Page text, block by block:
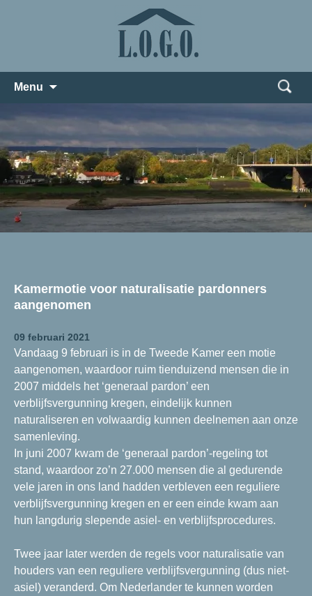
Menu
Zoeken
naar:
Kamermotie voor naturalisatie pardonners
aangenomen
09 februari 2021
Vandaag 9 februari is in de Tweede Kamer een motie
aangenomen, waardoor ruim tienduizend mensen die in
2007 middels het ‘generaal pardon’ een
verblijfsvergunning kregen, eindelijk kunnen
naturaliseren en volwaardig kunnen deelnemen aan onze
samenleving.
In juni 2007 kwam de ‘generaal pardon’-regeling tot
stand, waardoor zo’n 27.000 mensen die al gedurende
vele jaren in ons land hadden verbleven een reguliere
verblijfsvergunning kregen en er een einde kwam aan
hun langdurig slepende asiel- en verblijfsprocedures.
Twee jaar later werden de regels voor naturalisatie van
houders van een reguliere verblijfsvergunning (dus niet-
asiel) veranderd. Om Nederlander te kunnen worden